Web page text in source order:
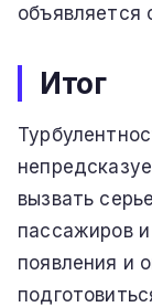
объявляется
Итог
вызвать
пассажиров
появления и